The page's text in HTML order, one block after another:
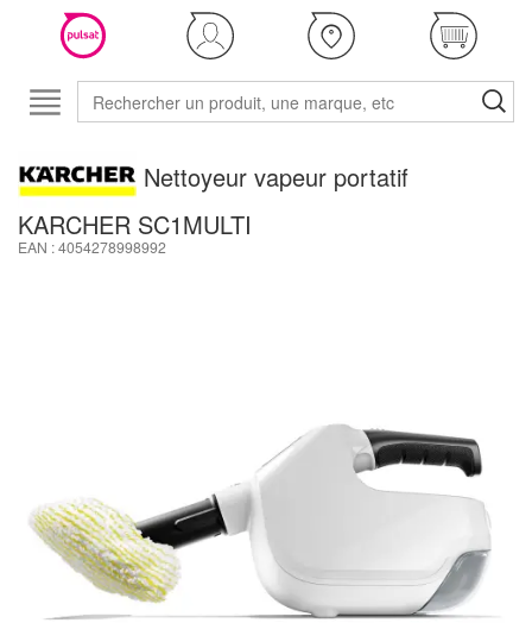
Nettoyeur vapeur portatif
KARCHER SC1MULTI
EAN : 4054278998992